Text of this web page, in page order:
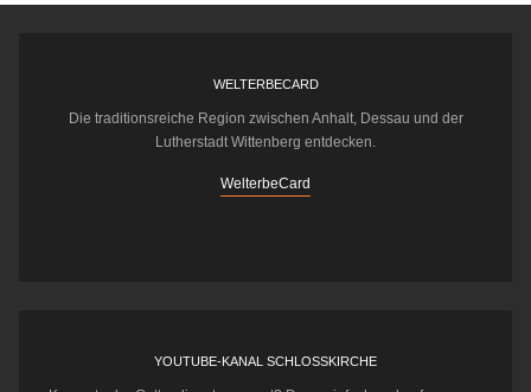
WELTERBECARD
Die traditionsreiche Region zwischen Anhalt, Dessau und der
Lutherstadt Wittenberg entdecken.
WelterbeCard
YOUTUBE-KANAL SCHLOSSKIRCHE